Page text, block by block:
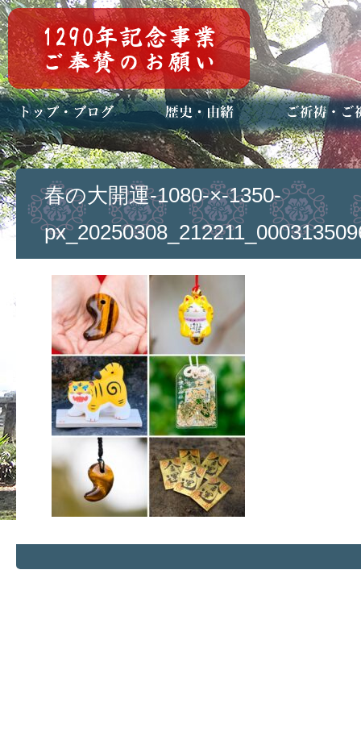
トップページ
ブログ(日々八百万)
お知らせ一覧 歴史・ご祭神
年中行事
メディア掲載 ご祈祷・ご祈
安産祈願
初宮参り
七五三詣
長寿のお祝い
神前結婚式
厄祓い・方位
車のお祓い
地鎮祭
神葬祭（神式
春の大開運-1080-×-1350-